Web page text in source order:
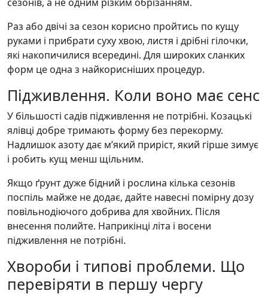
Раз або двічі за сезон корисно пройтись по кущу
руками і прибрати суху хвою, листя і дрібні гілочки,
які накопичилися всередині. Для широких сланких
форм це одна з найкорисніших процедур.
Підживлення. Коли воно має сенс
У більшості садів підживлення не потрібні. Козацькі
ялівці добре тримають форму без перекорму.
Надлишок азоту дає м’який приріст, який гірше зимує
і робить кущ менш щільним.
Якщо ґрунт дуже бідний і рослина кілька сезонів
поспіль майже не додає, дайте навесні помірну дозу
повільнодіючого добрива для хвойних. Після
внесення полийте. Наприкінці літа і восени
підживлення не потрібні.
Хвороби і типові проблеми. Що
перевіряти в першу чергу